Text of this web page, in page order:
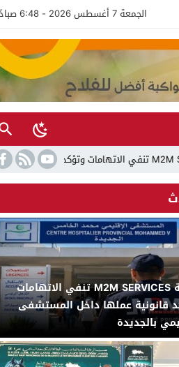
الجمعة 7 أغسطس 2026 - 6:48 صباحًا
شركة M2M SERVICES تنفي الاتهامات
قانونية عملها داخل المستشفى
بالجديدة